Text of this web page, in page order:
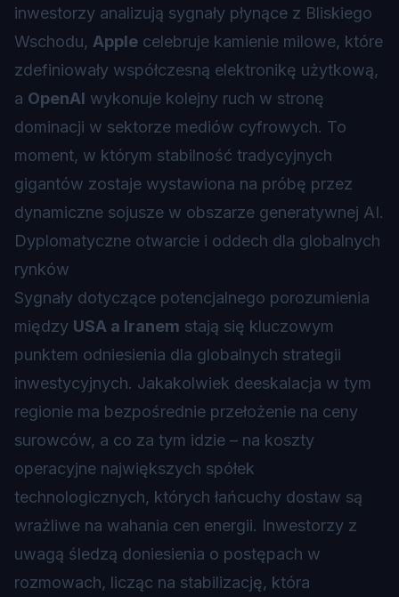
inwestorzy analizują sygnały płynące z Bliskiego
Wschodu, Apple celebruje kamienie milowe, które
zdefiniowały współczesną elektronikę użytkową,
a OpenAI wykonuje kolejny ruch w stronę
dominacji w sektorze mediów cyfrowych. To
moment, w którym stabilność tradycyjnych
gigantów zostaje wystawiona na próbę przez
dynamiczne sojusze w obszarze generatywnej AI.
Dyplomatyczne otwarcie i oddech dla globalnych
rynków
Sygnały dotyczące potencjalnego porozumienia
między USA a Iranem stają się kluczowym
punktem odniesienia dla globalnych strategii
inwestycyjnych. Jakakolwiek deeskalacja w tym
regionie ma bezpośrednie przełożenie na ceny
surowców, a co za tym idzie – na koszty
operacyjne największych spółek
technologicznych, których łańcuchy dostaw są
wrażliwe na wahania cen energii. Inwestorzy z
uwagą śledzą doniesienia o postępach w
rozmowach, licząc na stabilizację, która